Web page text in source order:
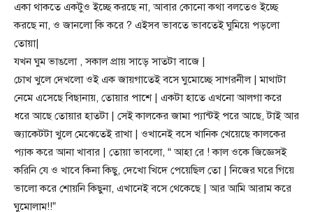
একা থাকতে একটুও ইচ্ছে করছে না, আবার কোনো কথা বলতেও ইচ্ছে
করছে না, ও জানলো কি করে ? এইসব ভাবতে ভাবতেই ঘুমিয়ে পড়লো
তোয়া|
যখন ঘুম ভাঙলো , সকাল প্রায় সাড়ে সাতটা বাজে |
চোখ খুলে দেখলো ওই এক জায়গাতেই বসে ঘুমোচ্ছে সাগরনীল | মাথাটা
নেমে এসেছে বিছানায়, তোয়ার পাশে | একটা হাতে এখনো আলগা করে
ধরে আছে তোয়ার হাতটা | সেই কালকের জামা প্যান্টই পরে আছে, টাই আর
জ্যাকেটটা খুলে মেঝেতেই রাখা | ওখানেই বসে খানিক খেয়েছে কালকের
প্যাক করে আনা খাবার | তোয়া ভাবলো, “ আহা রে ! কাল ওকে জিজ্ঞেসই
করিনি যে ও খাবে কিনা কিছু, দেখো খিদে পেয়েছিল তো | নিজের ঘরে গিয়ে
ভালো করে শোয়নি কিছুনা, এখানেই বসে থেকেছে | আর আমি আরাম করে
ঘুমোলাম!!”